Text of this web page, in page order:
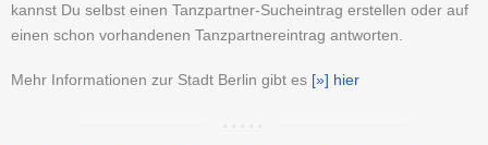
kannst Du selbst einen Tanzpartner-Sucheintrag erstellen oder auf
einen schon vorhandenen Tanzpartnereintrag antworten.
Mehr Informationen zur Stadt Berlin gibt es [»] hier